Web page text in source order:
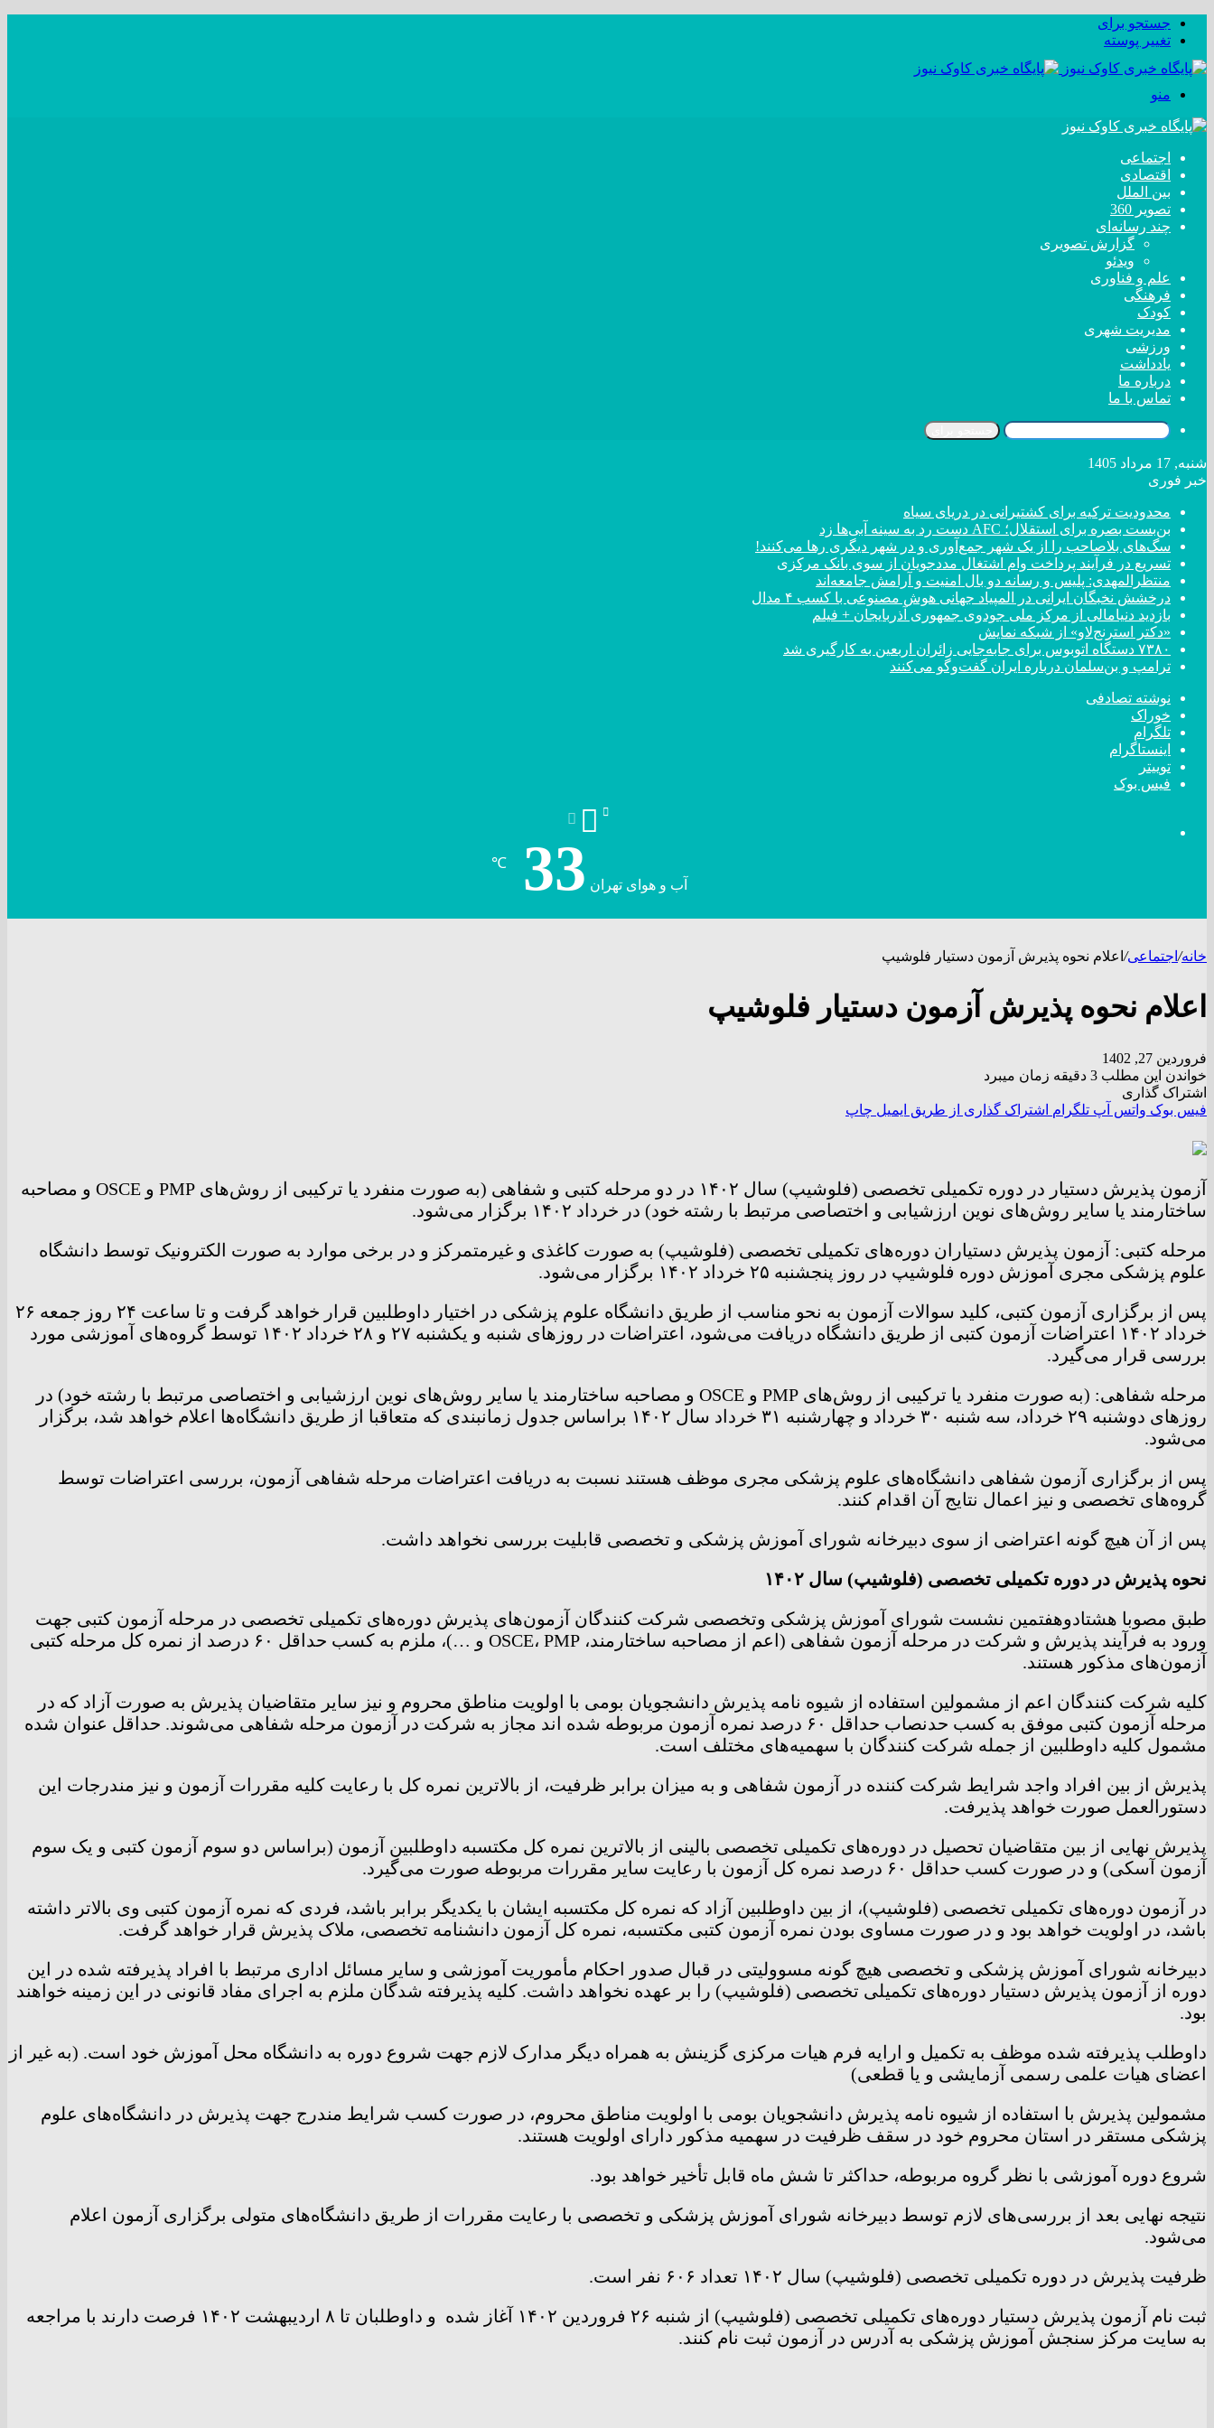
جستجو برای
تغییر پوسته
منو
اجتماعی
اقتصادی
بین الملل
تصویر 360
چند رسانه‌ای
گزارش تصویری
ویدئو
علم و فناوری
فرهنگی
کودک
مدیریت شهری
ورزشی
یادداشت
درباره ما
تماس با ما
شنبه, 17 مرداد 1405
خبر فوری
محدودیت ترکیه برای کشتیرانی در دریای سیاه
بن‌بست بصره برای استقلال؛ AFC دست رد به سینه آبی‌ها زد
سگ‌های بلاصاحب را از یک شهر جمع‌آوری و در شهر دیگری رها می‌کنند!
تسریع در فرآیند پرداخت وام اشتغال مددجویان از سوی بانک مرکزی
منتظرالمهدی: پلیس و رسانه دو بال امنیت و آرامش جامعه‌اند
درخشش نخبگان ایرانی در المپیاد جهانی هوش مصنوعی با کسب ۴ مدال
بازدید دنیامالی از مرکز ملی جودوی جمهوری آذربایجان + فیلم
«دکتر استرنج‌لاو» از شبکه نمایش
۷۳۸۰ دستگاه اتوبوس برای جابه‌جایی زائران اربعین به کارگیری شد
ترامپ و بن‌سلمان درباره ایران گفت‌و‌گو می‌کنند
نوشته تصادفی
خوراک
تلگرام
اینستاگرام
توییتر
فیس بوک
آب و هوای تهران 33
℃
خانه/ اجتماعی/ اعلام نحوه پذیرش آزمون دستیار فلوشیپ
اعلام نحوه پذیرش آزمون دستیار فلوشیپ
فروردین 27, 1402
خواندن این مطلب 3 دقیقه زمان میبرد
اشتراک گذاری
فیس بوک واتس آپ تلگرام اشتراک گذاری از طریق ایمیل چاپ
آزمون پذیرش دستیار در دوره تکمیلی تخصصی (فلوشیپ) سال ۱۴۰۲ در دو مرحله کتبی و شفاهی (به صورت منفرد یا ترکیبی از روش‌های PMP و OSCE و مصاحبه
ساختارمند یا سایر روش‌های نوین ارزشیابی و اختصاصی مرتبط با رشته خود) در خرداد ۱۴۰۲ برگزار می‌شود.
مرحله کتبی: آزمون پذیرش دستیاران دوره‌های تکمیلی تخصصی (فلوشیپ) به صورت کاغذی و غیرمتمرکز و در برخی موارد به صورت الکترونیک توسط دانشگاه
علوم پزشکی مجری آموزش دوره فلوشیپ در روز پنجشنبه ۲۵ خرداد ۱۴۰۲ برگزار می‌شود.
پس از برگزاری آزمون کتبی، کلید سوالات آزمون به نحو مناسب از طریق دانشگاه علوم پزشکی در اختیار داوطلبین قرار خواهد گرفت و تا ساعت ۲۴ روز جمعه ۲۶
خرداد ۱۴۰۲ اعتراضات آزمون کتبی از طریق دانشگاه دریافت می‌شود، اعتراضات در روز‌های شنبه و یکشنبه ۲۷ و ۲۸ خرداد ۱۴۰۲ توسط گروه‌های آموزشی مورد
بررسی قرار می‌گیرد.
مرحله شفاهی: (به صورت منفرد یا ترکیبی از روش‌های PMP و OSCE و مصاحبه ساختارمند یا سایر روش‌های نوین ارزشیابی و اختصاصی مرتبط با رشته خود) در
روز‌های دوشنبه ۲۹ خرداد، سه شنبه ۳۰ خرداد و چهارشنبه ۳۱ خرداد سال ۱۴۰۲ براساس جدول زمانبندی که متعاقبا از طریق دانشگاه‌ها اعلام خواهد شد، برگزار
می‌شود.
پس از برگزاری آزمون شفاهی دانشگاه‌های علوم پزشکی مجری موظف هستند نسبت به دریافت اعتراضات مرحله شفاهی آزمون، بررسی اعتراضات توسط
گروه‌های تخصصی و نیز اعمال نتایج آن اقدام کنند.
پس از آن هیچ گونه اعتراضی از سوی دبیرخانه شورای آموزش پزشکی و تخصصی قابلیت بررسی نخواهد داشت.
نحوه پذیرش در دوره تکمیلی تخصصی (فلوشیپ) سال ۱۴۰۲
طبق مصوبا هشتادوهفتمین نشست شورای آموزش پزشکی وتخصصی شرکت کنندگان آزمون‌های پذیرش دوره‌های تکمیلی تخصصی در مرحله آزمون کتبی جهت
ورود به فرآیند پذیرش و شرکت در مرحله آزمون شفاهی (اعم از مصاحبه ساختارمند، OSCE، PMP و …)، ملزم به کسب حداقل ۶۰ درصد از نمره کل مرحله کتبی
آزمون‌های مذکور هستند.
کلیه شرکت کنندگان اعم از مشمولین استفاده از شیوه نامه پذیرش دانشجویان بومی با اولویت مناطق محروم و نیز سایر متقاضیان پذیرش به صورت آزاد که در
مرحله آزمون کتبی موفق به کسب حدنصاب حداقل ۶۰ درصد نمره آزمون مربوطه شده اند مجاز به شرکت در آزمون مرحله شفاهی می‌شوند. حداقل عنوان شده
مشمول کلیه داوطلبین از جمله شرکت کنندگان با سهمیه‌های مختلف است.
پذیرش از بین افراد واجد شرایط شرکت کننده در آزمون شفاهی و به میزان برابر ظرفیت، از بالاترین نمره کل با رعایت کلیه مقررات آزمون و نیز مندرجات این
دستورالعمل صورت خواهد پذیرفت.
پذیرش نهایی از بین متقاضیان تحصیل در دوره‌های تکمیلی تخصصی بالینی از بالاترین نمره کل مکتسبه داوطلبین آزمون (براساس دو سوم آزمون کتبی و یک سوم
آزمون آسکی) و در صورت کسب حداقل ۶۰ درصد نمره کل آزمون با رعایت سایر مقررات مربوطه صورت می‌گیرد.
در آزمون دوره‌های تکمیلی تخصصی (فلوشیپ)، از بین داوطلبین آزاد که نمره کل مکتسبه ایشان با یکدیگر برابر باشد، فردی که نمره آزمون کتبی وی بالاتر داشته
باشد، در اولویت خواهد بود و در صورت مساوی بودن نمره آزمون کتبی مکتسبه، نمره کل آزمون دانشنامه تخصصی، ملاک پذیرش قرار خواهد گرفت.
دبیرخانه شورای آموزش پزشکی و تخصصی هیچ گونه مسوولیتی در قبال صدور احکام مأموریت آموزشی و سایر مسائل اداری مرتبط با افراد پذیرفته شده در این
دوره از آزمون پذیرش دستیار دوره‌های تکمیلی تخصصی (فلوشیپ) را بر عهده نخواهد داشت. کلیه پذیرفته شدگان ملزم به اجرای مفاد قانونی در این زمینه خواهند
بود.
داوطلب پذیرفته شده موظف به تکمیل و ارایه فرم هیات مرکزی گزینش به همراه دیگر مدارک لازم جهت شروع دوره به دانشگاه محل آموزش خود است. (به غیر از
اعضای هیات علمی رسمی آزمایشی و یا قطعی)
مشمولین پذیرش با استفاده از شیوه نامه پذیرش دانشجویان بومی با اولویت مناطق محروم، در صورت کسب شرایط مندرج جهت پذیرش در دانشگاه‌های علوم
پزشکی مستقر در استان محروم خود در سقف ظرفیت در سهمیه مذکور دارای اولویت هستند.
شروع دوره آموزشی با نظر گروه مربوطه، حداکثر تا شش ماه قابل تأخیر خواهد بود.
نتیجه نهایی بعد از بررسی‌های لازم توسط دبیرخانه شورای آموزش پزشکی و تخصصی با رعایت مقررات از طریق دانشگاه‌های متولی برگزاری آزمون اعلام
می‌شود.
ظرفیت پذیرش در دوره تکمیلی تخصصی (فلوشیپ) سال ۱۴۰۲ تعداد ۶۰۶ نفر است.
ثبت نام آزمون پذیرش دستیار دوره‌های تکمیلی تخصصی (فلوشیپ) از شنبه ۲۶ فروردین ۱۴۰۲ آغاز شده و داوطلبان تا ۸ اردیبهشت ۱۴۰۲ فرصت دارند با مراجعه
به سایت مرکز سنجش آموزش پزشکی به آدرس در آزمون ثبت نام کنند.